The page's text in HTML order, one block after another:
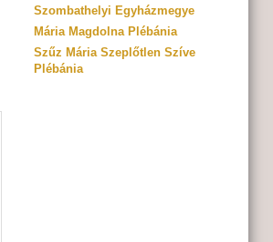
Szombathelyi Egyházmegye
Mária Magdolna Plébánia
Szűz Mária Szeplőtlen Szíve
Plébánia